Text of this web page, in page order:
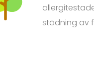
städning av